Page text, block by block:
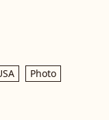
Photo